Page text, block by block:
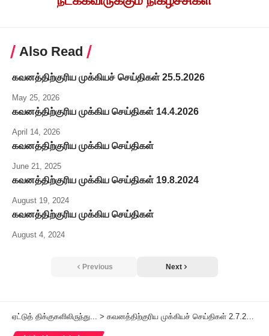
Also Read
கவனத்திற்குரிய முக்கியச் செய்திகள் 25.5.2026
May 25, 2026
கவனத்திற்குரிய முக்கிய செய்திகள் 14.4.2026
April 14, 2026
கவனத்திற்குரிய முக்கிய செய்திகள்
June 21, 2025
கவனத்திற்குரிய முக்கிய செய்திகள் 19.8.2024
August 19, 2024
கவனத்திற்குரிய முக்கிய செய்திகள்
August 4, 2024
Previous Next
ஏட்டுத் திக்குகளிலிருந்து... > கவனத்திற்குரிய முக்கியச் செய்திகள் 2.7.2026